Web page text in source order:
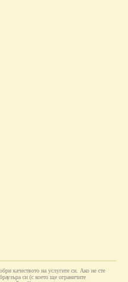
качеството на услугите си. Ако не сте
си (с което ще ограничите